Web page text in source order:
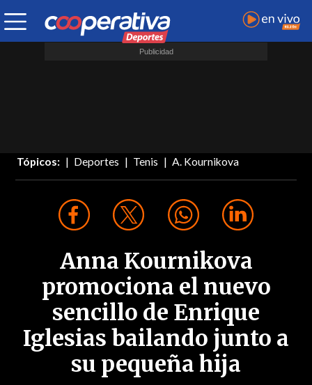
Tópicos: Deportes Tenis A. Kournikova
Anna Kournikova
promociona el nuevo
sencillo de Enrique
Iglesias bailando junto a
su pequeña hija